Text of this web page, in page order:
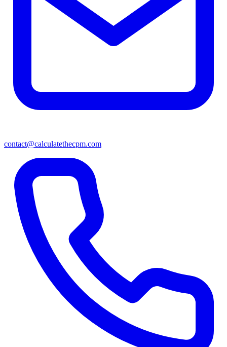
contact@calculatethecpm.com